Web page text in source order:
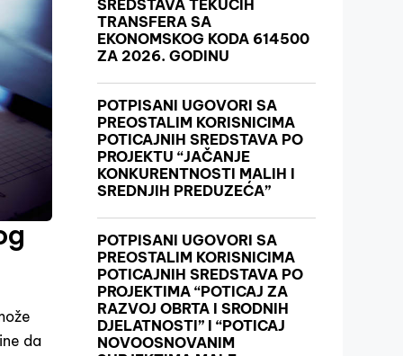
da
SREDSTAVA TEKUĆIH
TRANSFERA SA
EKONOMSKOG KODA 614500
ZA 2026. GODINU
POTPISANI UGOVORI SA
PREOSTALIM KORISNICIMA
POTICAJNIH SREDSTAVA PO
PROJEKTU “JAČANJE
KONKURENTNOSTI MALIH I
SREDNJIH PREDUZEĆA”
POTPISANI UGOVORI SA
PREOSTALIM KORISNICIMA
POTICAJNIH SREDSTAVA PO
PROJEKTIMA “POTICAJ ZA
RAZVOJ OBRTA I SRODNIH
DJELATNOSTI” I “POTICAJ
NOVOOSNOVANIM